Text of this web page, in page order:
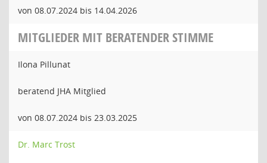
von 08.07.2024 bis 14.04.2026
MITGLIEDER MIT BERATENDER STIMME
Ilona Pillunat
beratend JHA Mitglied
von 08.07.2024 bis 23.03.2025
Dr. Marc Trost